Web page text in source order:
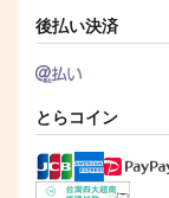
MEGALO VISION
472円
高岡尚
サンプル
作品詳細
後払い決済
とらコイン